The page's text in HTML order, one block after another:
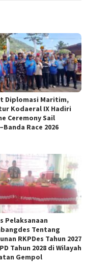
Diplomasi Maritim,
Kodaeral IX Hadiri
Ceremony Sail
Race 2026
Pelaksanaan
Tentang
RKPDes Tahun 2027
Tahun 2028 di Wilayah
Gempol